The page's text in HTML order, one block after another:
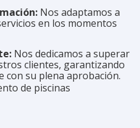
Nos adaptamos a
en los momentos
Nos dedicamos a superar
clientes, garantizando
con su plena aprobación.